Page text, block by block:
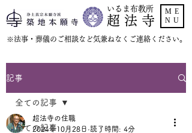
いるま布教所
超 法 寺
​※法事・葬儀のご相談など気兼ねなくご連絡ください。
ME
NU
記事
全ての記事
全ての記事
超法寺の住職
2024年10月28日 読了時間: 4分